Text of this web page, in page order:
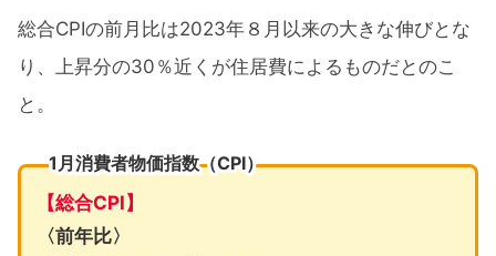
総合CPIの前月比は2023年８月以来の大きな伸びとな
り、上昇分の30％近くが住居費によるものだとのこ
と。
1月消費者物価指数（CPI）
【総合CPI】
〈前年比〉